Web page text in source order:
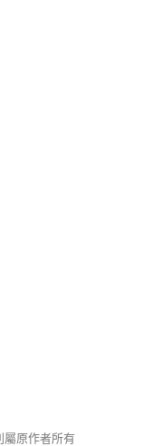
屬原作者所有